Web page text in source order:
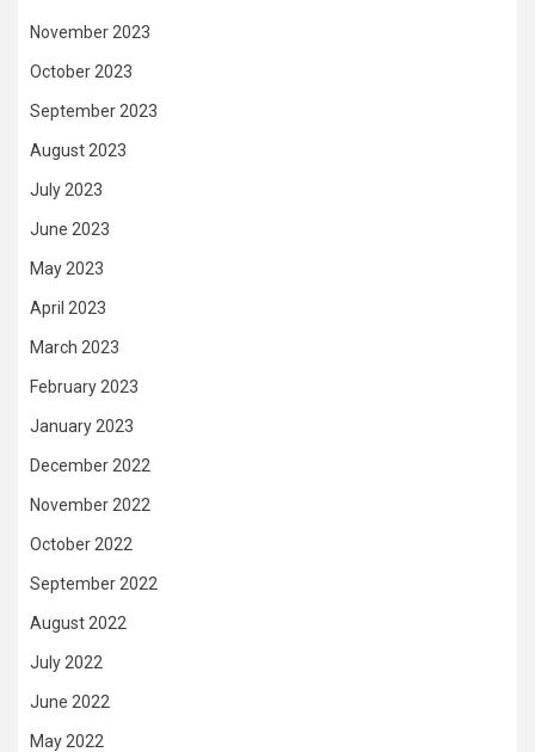
November 2023
October 2023
September 2023
August 2023
July 2023
June 2023
May 2023
April 2023
March 2023
February 2023
January 2023
December 2022
November 2022
October 2022
September 2022
August 2022
July 2022
June 2022
May 2022